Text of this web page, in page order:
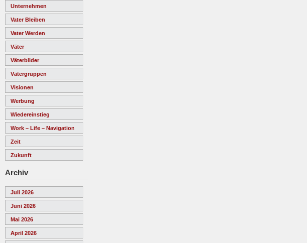
Unternehmen
Vater Bleiben
Vater Werden
Väter
Väterbilder
Vätergruppen
Visionen
Werbung
Wiedereinstieg
Work – Life – Navigation
Zeit
Zukunft
Archiv
Juli 2026
Juni 2026
Mai 2026
April 2026